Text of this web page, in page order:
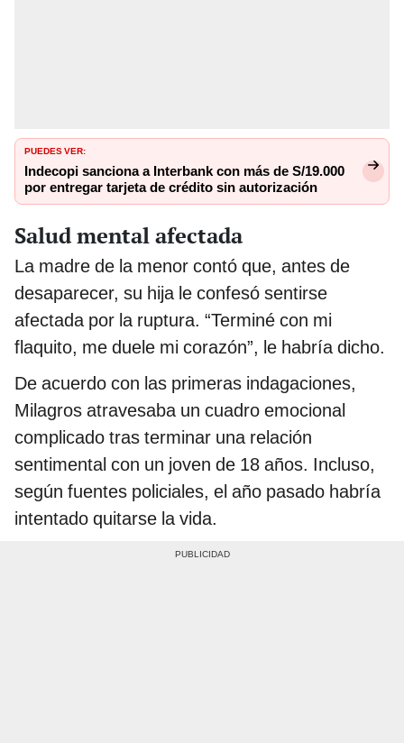
PUEDES VER:
Indecopi sanciona a Interbank con más de S/19.000
por entregar tarjeta de crédito sin autorización
Salud mental afectada
La madre de la menor contó que, antes de
desaparecer, su hija le confesó sentirse
afectada por la ruptura. “Terminé con mi
flaquito, me duele mi corazón”, le habría dicho.
De acuerdo con las primeras indagaciones,
Milagros atravesaba un cuadro emocional
complicado tras terminar una relación
sentimental con un joven de 18 años. Incluso,
según fuentes policiales, el año pasado habría
intentado quitarse la vida.